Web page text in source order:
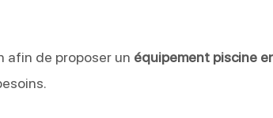
afin de proposer un équipement piscine